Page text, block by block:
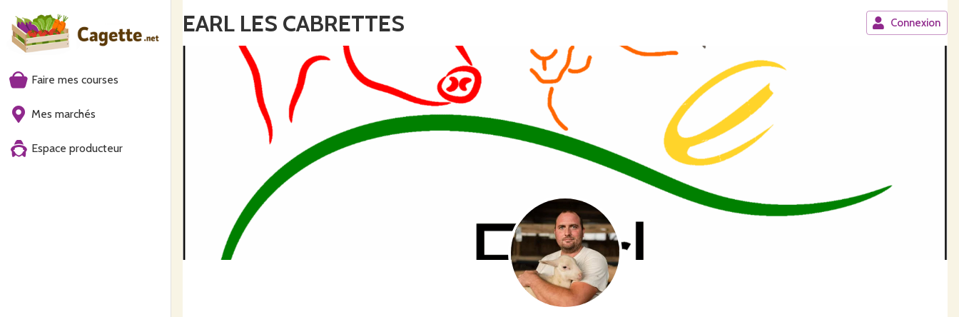
Faire mes courses
Mes marchés
Espace producteur
EARL LES CABRETTES Connexion